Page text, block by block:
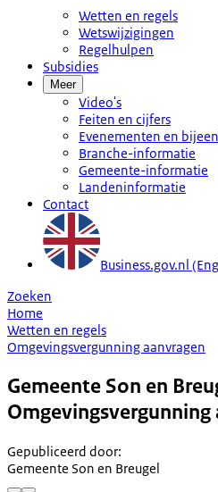
Wetten en regels
Wetswijzigingen
Regelhulpen
Subsidies
Meer
Video's
Feiten en cijfers
Evenementen en
Branche-informatie
Gemeente-informatie
Landeninformatie
Contact
Business.gov.nl
Zoeken
Home
Wetten en regels
Omgevingsvergunning aanvragen
Gemeente Son en
Omgevingsvergunning
Gepubliceerd door:
Gemeente Son en Breugel